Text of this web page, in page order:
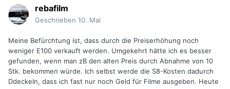
rebafilm
Geschrieben 10. Mai
Meine Befürchtung ist, dass durch die Preiserhöhung noch
weniger E100 verkauft werden. Umgekehrt hätte ich es besser
gefunden, wenn man zB den alten Preis durch Abnahme von 10
Stk. bekommen würde. Ich selbst werde die S8-Kosten dadurch
Ddeckeln, dass ich fast nur noch Geld für Filme ausgeben. Heute